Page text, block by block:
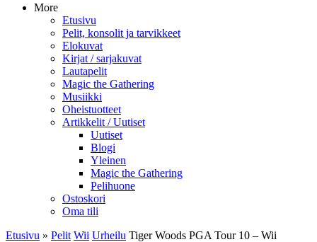
More
Etusivu
Pelit, konsolit ja tarvikkeet
Elokuvat
Kirjat / sarjakuvat
Lautapelit
Magic the Gathering
Musiikki
Oheistuotteet
Artikkelit / Uutiset
Uutiset
Blogi
Yleinen
Magic the Gathering
Pelihuone
Ostoskori
Oma tili
Etusivu » Pelit Wii Urheilu Tiger Woods PGA Tour 10 – Wii